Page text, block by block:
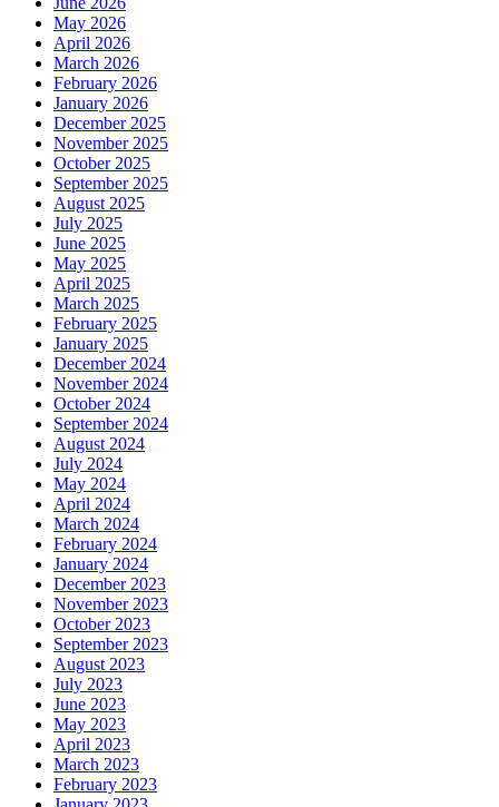
May 2026
April 2026
March 2026
February 2026
January 2026
December 2025
November 2025
October 2025
September 2025
August 2025
July 2025
June 2025
May 2025
April 2025
March 2025
February 2025
January 2025
December 2024
November 2024
October 2024
September 2024
August 2024
July 2024
May 2024
April 2024
March 2024
February 2024
January 2024
December 2023
November 2023
October 2023
September 2023
August 2023
July 2023
June 2023
May 2023
April 2023
March 2023
February 2023